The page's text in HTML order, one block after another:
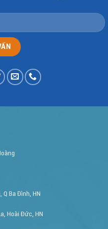
Ba Đình, HN
Hoài Đức, HN